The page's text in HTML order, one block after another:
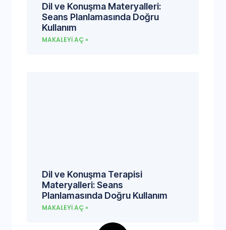
Dil ve Konuşma Materyalleri:
Seans Planlamasında Doğru
Kullanım
MAKALEYI AÇ »
Dil ve Konuşma Terapisi
Materyalleri: Seans
Planlamasında Doğru Kullanım
MAKALEYI AÇ »